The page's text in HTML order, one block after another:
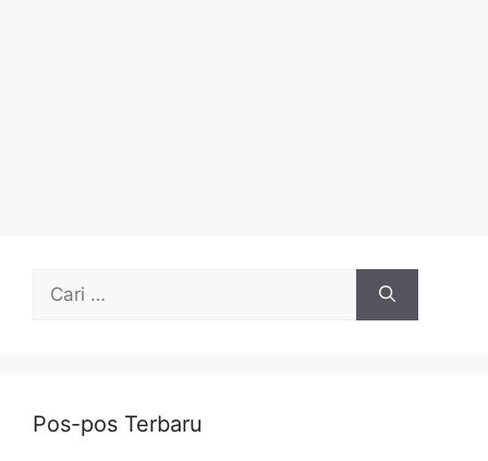
untuk:
Pos-pos Terbaru